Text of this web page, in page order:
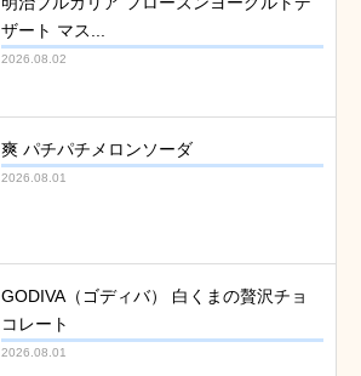
ザート マス...
2026.08.02
爽 パチパチメロンソーダ
2026.08.01
GODIVA（ゴディバ） 白くまの贅沢チョ
コレート
2026.08.01